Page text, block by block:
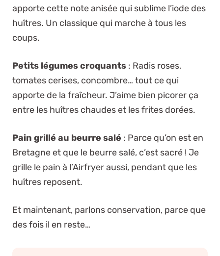
apporte cette note anisée qui sublime l’iode des
huîtres. Un classique qui marche à tous les
coups.
Petits légumes croquants : Radis roses,
tomates cerises, concombre… tout ce qui
apporte de la fraîcheur. J’aime bien picorer ça
entre les huîtres chaudes et les frites dorées.
Pain grillé au beurre salé : Parce qu’on est en
Bretagne et que le beurre salé, c’est sacré ! Je
grille le pain à l’Airfryer aussi, pendant que les
huîtres reposent.
Et maintenant, parlons conservation, parce que
des fois il en reste…